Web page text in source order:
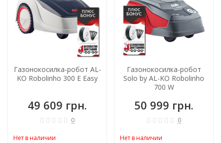
Газонокосилка-робот AL-
KO Robolinho 300 E Easy
49 609 грн.
0
Нет в наличии
Газонокосилка-робот
Solo by AL-KO Robolinho
700 W
50 999 грн.
0
Нет в наличии